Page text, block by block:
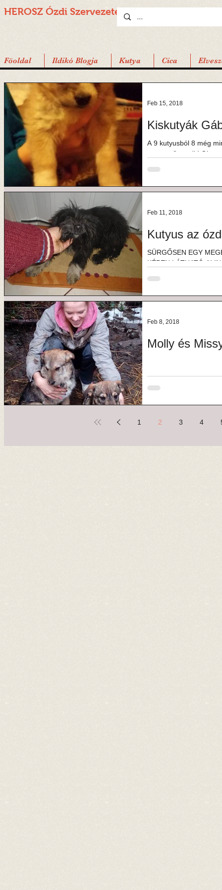
HEROSZ Ózdi Szervezete
Föoldal Ildikó Blogja Kutya Cica
Kiskutyák
A 9 kutyusból 8 még
a szerető gazdit!
Feb 15, 2018
Kutyus az
SÜRGŐSEN EGY
KÉPEN LÁTHATÓ
Feb 11, 2018
Molly és
Feb 8, 2018
1 2 3 4